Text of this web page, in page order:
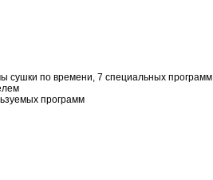
сушки по времени, 7 специальных программ
программ